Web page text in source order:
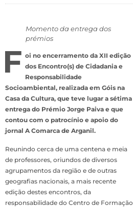
Momento da entrega dos
prémios
F oi no encerramento da XII edição
dos Encontro(s) de Cidadania e
Responsabilidade
Socioambiental, realizada em Góis na
Casa da Cultura, que teve lugar a sétima
entrega do Prémio Jorge Paiva e que
contou com o patrocínio e apoio do
jornal A Comarca de Arganil.
Reunindo cerca de uma centena e meia
de professores, oriundos de diversos
agrupamentos da região e de outras
geografias nacionais, a mais recente
edição destes encontros, da
responsabilidade do Centro de Formação